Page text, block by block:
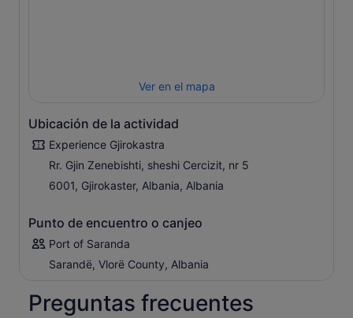
Ver en el mapa
Ubicación de la actividad
Experience Gjirokastra
Rr. Gjin Zenebishti, sheshi Cercizit, nr 5
6001, Gjirokaster, Albania, Albania
Punto de encuentro o canjeo
Port of Saranda
Sarandë, Vlorë County, Albania
Preguntas frecuentes